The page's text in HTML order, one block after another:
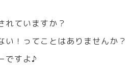
れていますか？
！ってことはありませんか？
ですよ♪